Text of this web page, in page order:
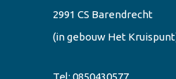
2991 CS Barendrecht
(in gebouw Het
Tel: 0850430577